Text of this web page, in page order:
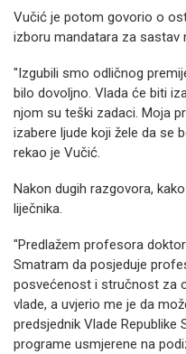
Vučić je potom govorio o
izboru mandatara za sastav
"Izgubili smo odličnog
bilo dovoljno. Vlada će biti
njom su teški zadaci. Moja
izabere ljude koji žele da se
rekao je Vučić.
Nakon dugih razgovora,
liječnika.
"Predlažem profesora
Smatram da posjeduje
posvećenost i stručnost za
vlade, a uvjerio me je da
predsjednik Vlade Republike
programe usmjerene na